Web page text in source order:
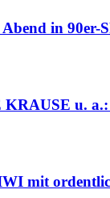
in 90er-
u.
mit